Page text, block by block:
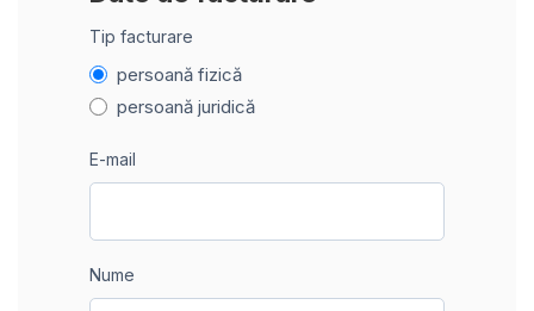
Tip facturare
persoană fizică
persoană juridică
E-mail
Nume